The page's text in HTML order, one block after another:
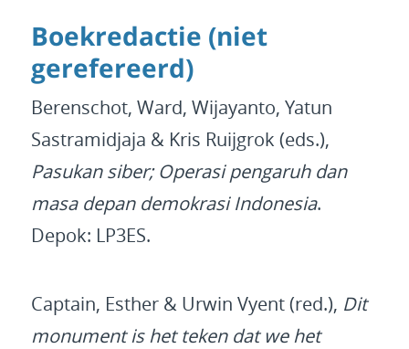
Boekredactie (niet
gerefereerd)
Berenschot, Ward, Wijayanto, Yatun
Sastramidjaja & Kris Ruijgrok (eds.),
Pasukan siber; Operasi pengaruh dan
masa depan demokrasi Indonesia.
Depok: LP3ES.
Captain, Esther & Urwin Vyent (red.), Dit
monument is het teken dat we het